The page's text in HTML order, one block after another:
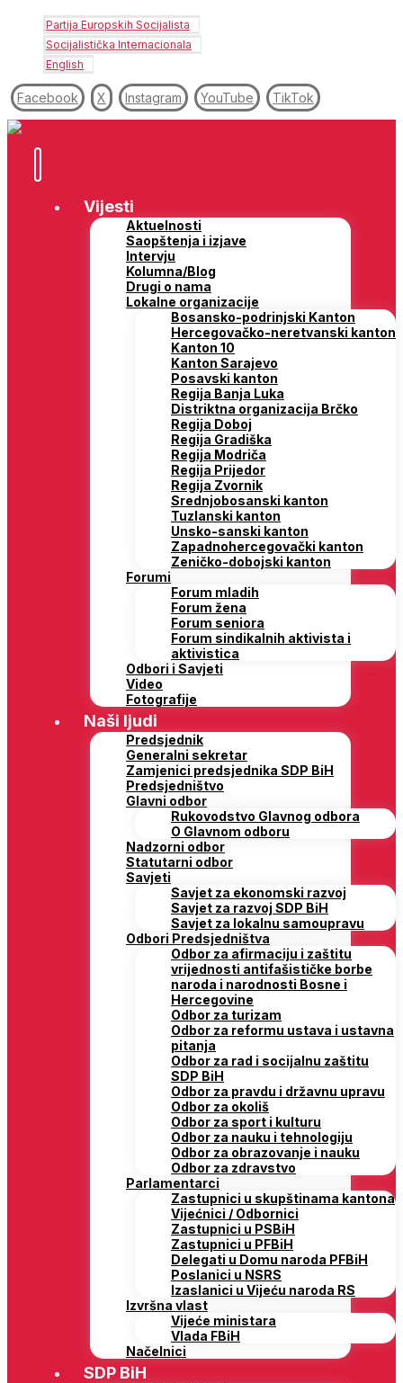
Partija Europskih Socijalista
Socijalistička Internacionala
English
Facebook X Instagram YouTube TikTok
Vijesti
Aktuelnosti
Saopštenja i izjave
Intervju
Kolumna/Blog
Drugi o nama
Lokalne organizacije
Bosansko-podrinjski Kanton
Hercegovačko-neretvanski kanton
Kanton 10
Kanton Sarajevo
Posavski kanton
Regija Banja Luka
Distriktna organizacija Brčko
Regija Doboj
Regija Gradiška
Regija Modriča
Regija Prijedor
Regija Zvornik
Srednjobosanski kanton
Tuzlanski kanton
Unsko-sanski kanton
Zapadnohercegovački kanton
Zeničko-dobojski kanton
Forumi
Forum mladih
Forum žena
Forum seniora
Forum sindikalnih aktivista i
aktivistica
Odbori i Savjeti
Video
Fotografije
Naši ljudi
Predsjednik
Generalni sekretar
Zamjenici predsjednika SDP BiH
Predsjedništvo
Glavni odbor
Rukovodstvo Glavnog odbora
O Glavnom odboru
Nadzorni odbor
Statutarni odbor
Savjeti
Savjet za ekonomski razvoj
Savjet za razvoj SDP BiH
Savjet za lokalnu samoupravu
Odbori Predsjedništva
Odbor za afirmaciju i zaštitu
vrijednosti antifašističke borbe
naroda i narodnosti Bosne i
Hercegovine
Odbor za turizam
Odbor za reformu ustava i ustavna
pitanja
Odbor za rad i socijalnu zaštitu
SDP BiH
Odbor za pravdu i državnu upravu
Odbor za okoliš
Odbor za sport i kulturu
Odbor za nauku i tehnologiju
Odbor za obrazovanje i nauku
Odbor za zdravstvo
Parlamentarci
Zastupnici u skupštinama kantona
Vijećnici / Odbornici
Zastupnici u PSBiH
Zastupnici u PFBiH
Delegati u Domu naroda PFBiH
Poslanici u NSRS
Izaslanici u Vijeću naroda RS
Izvršna vlast
Vijeće ministara
Vlada FBiH
Načelnici
SDP BiH